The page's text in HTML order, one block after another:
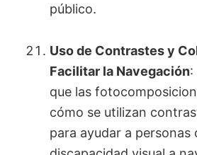
público.
Uso de Contrastes y
Facilitar la Navegación:
que las
cómo se utilizan
para ayudar a personas